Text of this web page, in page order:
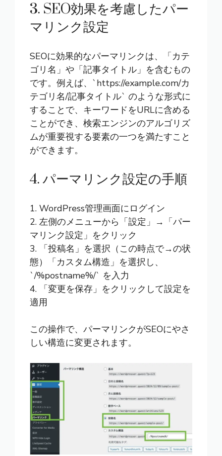
3. SEO効果を考慮したパー
マリンク設定
SEOに効果的なパーマリンクは、「カテ
ゴリ名」や「記事タイトル」を含むもの
です。例えば、`https://example.com/カ
テゴリ名/記事タイトル` のような形式に
することで、キーワードをURLに含める
ことができ、検索エンジンのアルゴリズ
ムが重要視する要素の一つを満たすこと
ができます。
4. パーマリンク設定の手順
1. WordPress管理画面にログイン
2. 左側のメニューから「設定」→「パー
マリンク設定」をクリック
3. 「投稿名」を選択（この時点で→の状
態）「カスタム構造」を選択し、
`/%postname%/` を入力
4. 「変更を保存」をクリックして設定を
適用
この操作で、パーマリンクがSEOにやさ
しい構造に変更されます。